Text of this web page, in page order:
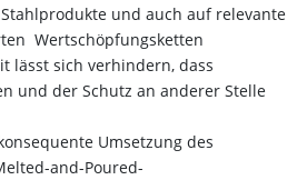
und auch auf relevante
Wertschöpfungsketten
lässt sich verhindern, dass
und der Schutz an anderer Stelle
Umsetzung des
and-Poured-